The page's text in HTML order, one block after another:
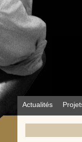
Actualités